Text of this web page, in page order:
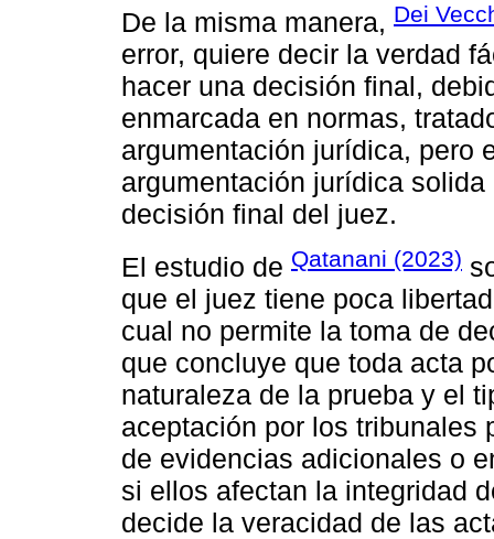
De la misma manera, Dei
error, quiere decir la verdad
hacer una decisión final,
enmarcada en normas,
argumentación jurídica, pero
argumentación jurídica
decisión final del juez.
El estudio de Qatanani (2023)
que el juez tiene poca
cual no permite la toma de
que concluye que toda acta
naturaleza de la prueba y el
aceptación por los tribunales
de evidencias adicionales o
si ellos afectan la integridad
decide la veracidad de las